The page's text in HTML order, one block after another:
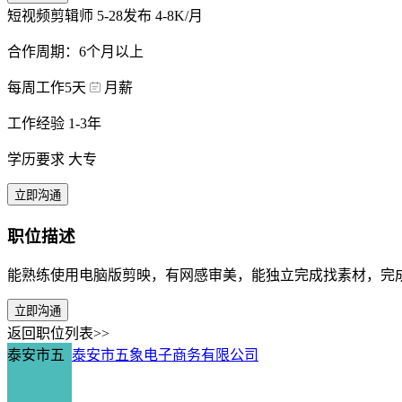
短视频剪辑师 5-28发布 4-8K/月
合作周期：6个月以上
每周工作5天 月薪
工作经验 1-3年
学历要求 大专
立即沟通
职位描述
能熟练使用电脑版剪映，有网感审美，能独立完成找素材，完
立即沟通
返回职位列表>>
泰安市五 泰安市五象电子商务有限公司